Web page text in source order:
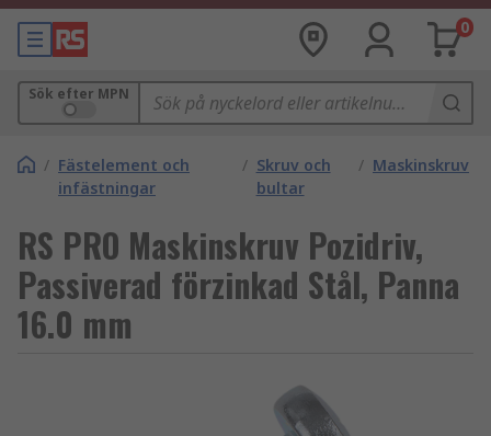
0
Sök efter MPN
/ Fästelement och
infästningar
/ Skruv och
bultar
/ Maskinskruv
RS PRO Maskinskruv Pozidriv,
Passiverad förzinkad Stål, Panna
16.0 mm